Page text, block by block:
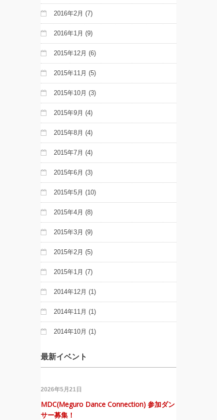
2016年2月 (7)
2016年1月 (9)
2015年12月 (6)
2015年11月 (5)
2015年10月 (3)
2015年9月 (4)
2015年8月 (4)
2015年7月 (4)
2015年6月 (3)
2015年5月 (10)
2015年4月 (8)
2015年3月 (9)
2015年2月 (5)
2015年1月 (7)
2014年12月 (1)
2014年11月 (1)
2014年10月 (1)
最新イベント
2026年5月21日
MDC(Meguro Dance Connection) 参加ダン
サー募集！